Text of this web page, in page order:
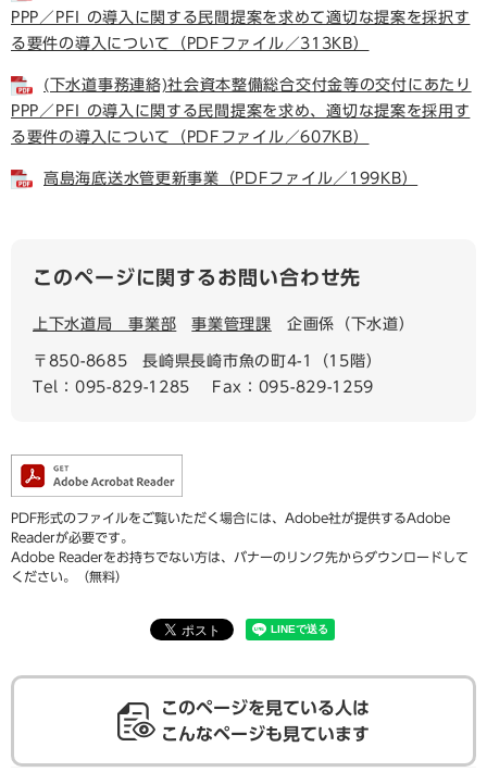
PPP／PFI の導入に関する民間提案を求めて適切な提案を採択す
る要件の導入について（PDFファイル／313KB）
(下水道事務連絡)社会資本整備総合交付金等の交付にあたり
PPP／PFI の導入に関する民間提案を求め、適切な提案を採用す
る要件の導入について（PDFファイル／607KB）
高島海底送水管更新事業（PDFファイル／199KB）
このページに関するお問い合わせ先
上下水道局 事業部 事業管理課 企画係（下水道）
〒850-8685
長崎県長崎市魚の町4-1（15階）
Tel：095-829-1285
Fax：095-829-1259
PDF形式のファイルをご覧いただく場合には、Adobe社が提供するAdobe
Readerが必要です。
Adobe Readerをお持ちでない方は、バナーのリンク先からダウンロードして
ください。（無料）
このページを見ている人は
こんなページも見ています